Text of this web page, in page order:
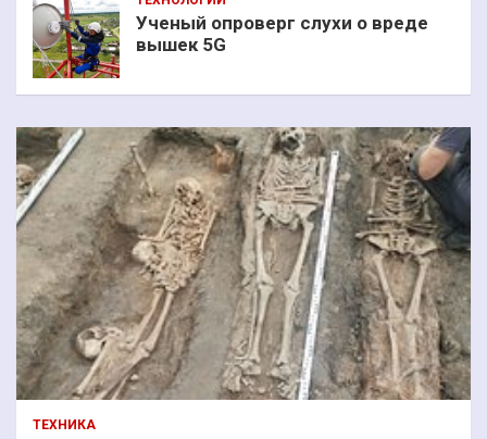
Ученый опроверг слухи о вреде
вышек 5G
ТЕХНИКА